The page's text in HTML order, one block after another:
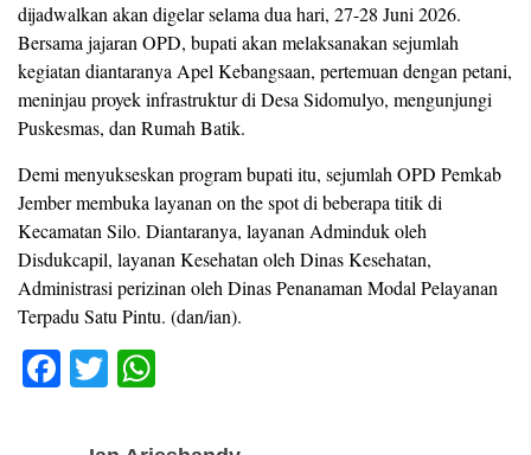
dijadwalkan akan digelar selama dua hari, 27-28 Juni 2026.
Bersama jajaran OPD, bupati akan melaksanakan sejumlah
kegiatan diantaranya Apel Kebangsaan, pertemuan dengan petani,
meninjau proyek infrastruktur di Desa Sidomulyo, mengunjungi
Puskesmas, dan Rumah Batik.
Demi menyukseskan program bupati itu, sejumlah OPD Pemkab
Jember membuka layanan on the spot di beberapa titik di
Kecamatan Silo. Diantaranya, layanan Adminduk oleh
Disdukcapil, layanan Kesehatan oleh Dinas Kesehatan,
Administrasi perizinan oleh Dinas Penanaman Modal Pelayanan
Terpadu Satu Pintu. (dan/ian).
F
T
tt
at